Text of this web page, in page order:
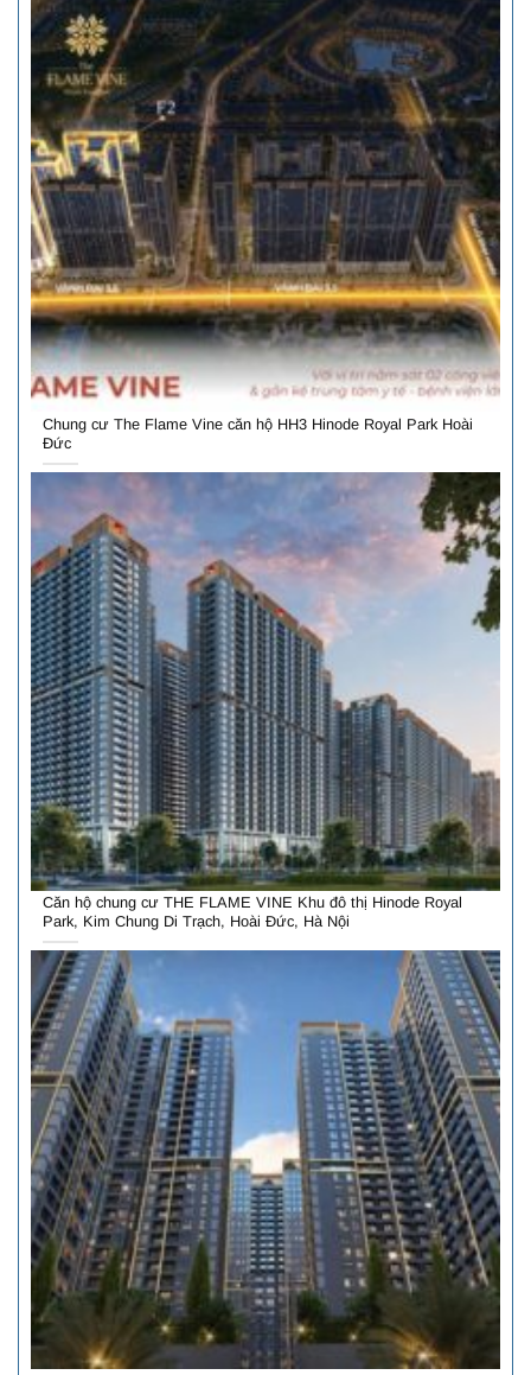
Chung cư The Flame Vine căn hộ HH3 Hinode Royal Park Hoài
Đức
Căn hộ chung cư THE FLAME VINE Khu đô thị Hinode Royal
Park, Kim Chung Di Trạch, Hoài Đức, Hà Nội